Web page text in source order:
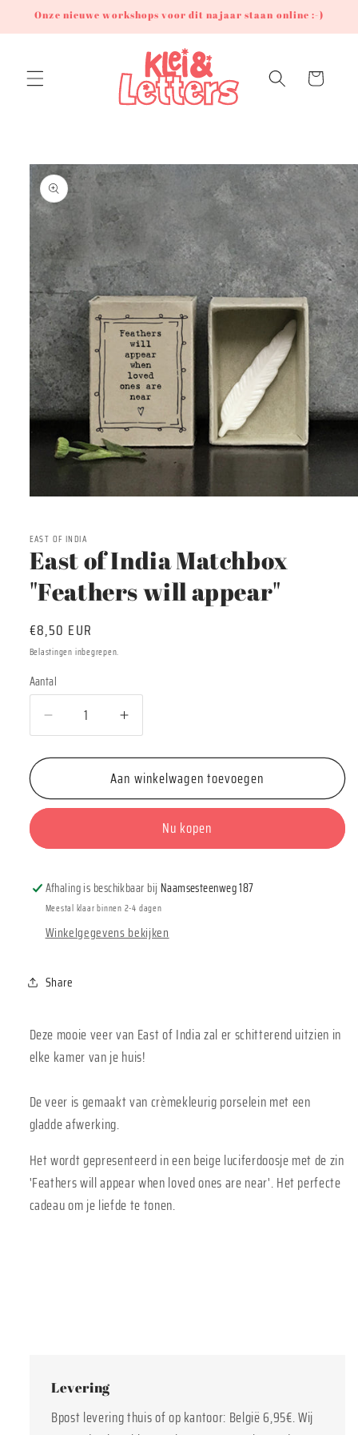
naar de
content
Onze nieuwe workshops voor dit najaar staan online :-)
Winkelwagen
Ga direct naar
productinformatie
in
EAST OF INDIA
East of India Matchbox
"Feathers will appear"
Normale
prijs
€8,50 EUR
Belastingen inbegrepen.
Aantal
Aantal
Aantal
verlagen
voor
of
&quot;Feathers
appear&quot;
Aantal
verhogen
voor
East
of
Matchbox
&quot;Feathers
appear&quot;
Aan winkelwagen toevoegen
Nu kopen
Afhaling is beschikbaar bij Naamsesteenweg 187
Meestal klaar binnen 2-4 dagen
Winkelgegevens bekijken
Share
Deze mooie veer van East of India zal er schitterend uitzien in
elke kamer van je huis!
De veer is gemaakt van crèmekleurig porselein met een
gladde afwerking.
Het wordt gepresenteerd in een beige luciferdoosje met de zin
'Feathers will appear when loved ones are near'. Het perfecte
cadeau om je liefde te tonen.
Levering
Bpost levering thuis of op kantoor: België 6,95€. Wij